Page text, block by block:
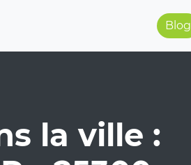
Blog
la ville :